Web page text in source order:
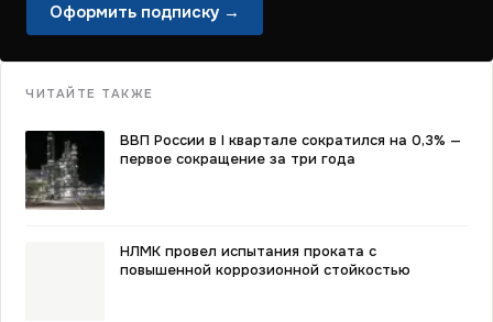
Оформить подписку →
ЧИТАЙТЕ ТАКЖЕ
ВВП России в I квартале сократился на 0,3% —
первое сокращение за три года
НЛМК провел испытания проката с
повышенной коррозионной стойкостью